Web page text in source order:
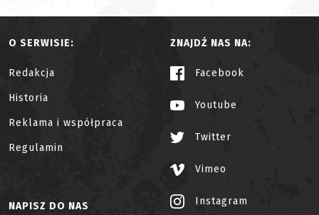
O SERWISIE:
Redakcja
Historia
Reklama i współpraca
Regulamin
ZNAJDŹ NAS NA:
Facebook
Youtube
Twitter
Vimeo
Instagram
NAPISZ DO NAS